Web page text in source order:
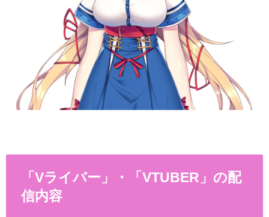
「Vライバー」・「VTUBER」の配
信内容